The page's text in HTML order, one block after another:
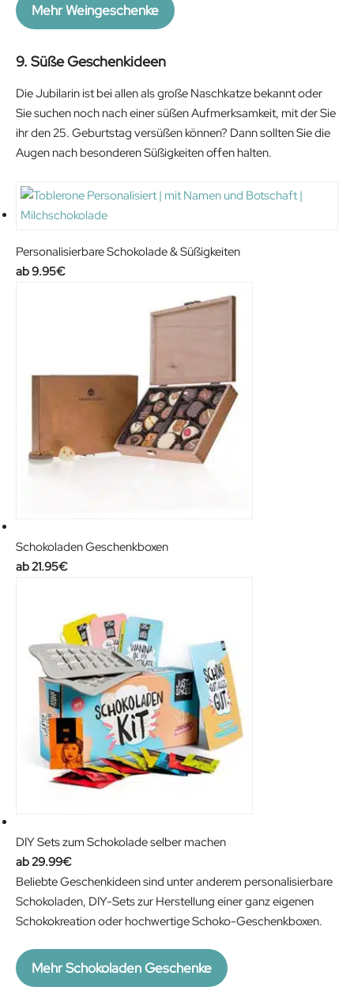
Mehr Weingeschenke
9. Süße Geschenkideen
Die Jubilarin ist bei allen als große Naschkatze bekannt oder
Sie suchen noch nach einer süßen Aufmerksamkeit, mit der Sie
ihr den 25. Geburtstag versüßen können? Dann sollten Sie die
Augen nach besonderen Süßigkeiten offen halten.
Personalisierbare Schokolade & Süßigkeiten
9.95€
Schokoladen Geschenkboxen
21.95€
DIY Sets zum Schokolade selber machen
29.99€
Beliebte Geschenkideen sind unter anderem personalisierbare
Schokoladen, DIY-Sets zur Herstellung einer ganz eigenen
Schokokreation oder hochwertige Schoko-Geschenkboxen.
Mehr Schokoladen Geschenke